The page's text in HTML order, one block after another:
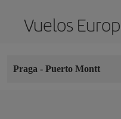
Vuelos
Praga - Puerto Montt